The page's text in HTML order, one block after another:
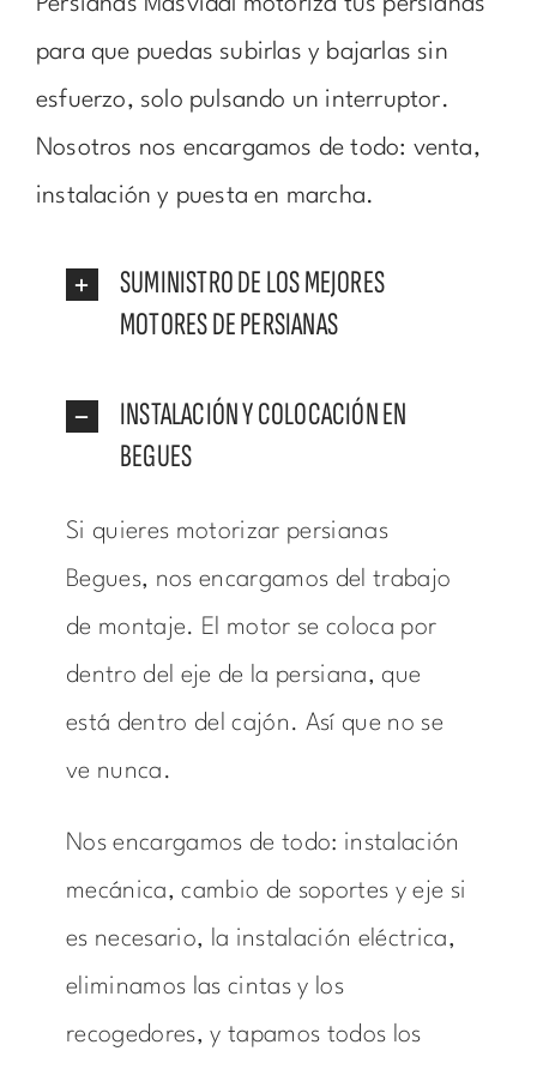
Persianas Masvidal motoriza tus persianas
para que puedas subirlas y bajarlas sin
esfuerzo, solo pulsando un interruptor.
Nosotros nos encargamos de todo: venta,
instalación y puesta en marcha.
SUMINISTRO DE LOS MEJORES
MOTORES DE PERSIANAS
INSTALACIÓN Y COLOCACIÓN EN
BEGUES
Si quieres motorizar persianas
Begues, nos encargamos del trabajo
de montaje. El motor se coloca por
dentro del eje de la persiana, que
está dentro del cajón. Así que no se
ve nunca.
Nos encargamos de todo: instalación
mecánica, cambio de soportes y eje si
es necesario, la instalación eléctrica,
eliminamos las cintas y los
recogedores, y tapamos todos los